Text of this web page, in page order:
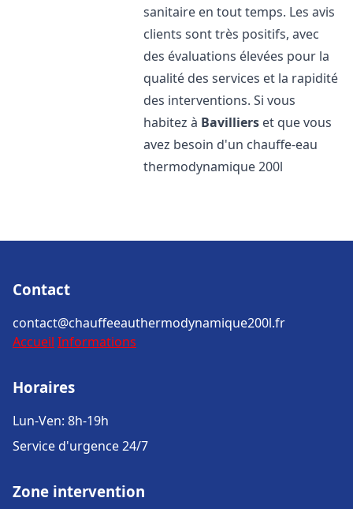
sanitaire en tout temps. Les avis
clients sont très positifs, avec
des évaluations élevées pour la
qualité des services et la rapidité
des interventions. Si vous
habitez à Bavilliers et que vous
avez besoin d'un chauffe-eau
thermodynamique 200l
Contact
contact@chauffeeauthermodynamique200l.fr
Accueil Informations
Horaires
Lun-Ven: 8h-19h
Service d'urgence 24/7
Zone intervention